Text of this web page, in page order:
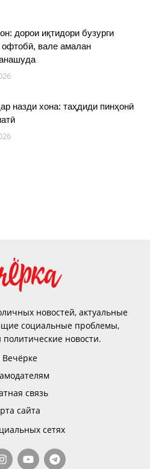
дорои иқтидори бузурги
офтобӣ, вале амалан
назди хона: таҳдиди пинҳонӣ
новостей, актуальные
социальные проблемы,
новости.
связь
сайта
сетях